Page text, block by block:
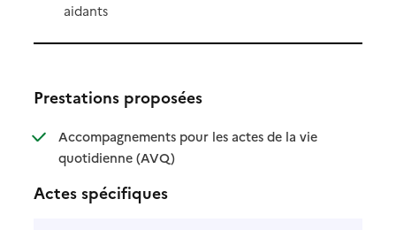
aidants
Prestations proposées
Accompagnements pour les actes de la vie
quotidienne (AVQ): disponible
: non disponible
Actes spécifiques